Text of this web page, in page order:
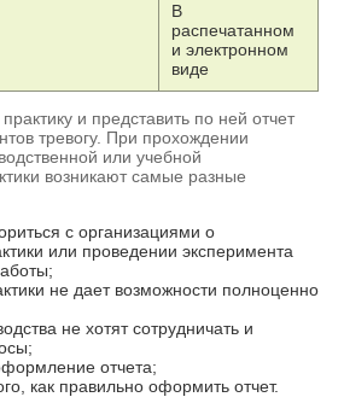
В
распечатанном
и электронном
виде
и представить по ней отчет
тревогу. При прохождении
или учебной
возникают самые разные
с организациями о
или проведении эксперимента
не дает возможности полноценно
не хотят сотрудничать и
отчета;
как правильно оформить отчет.